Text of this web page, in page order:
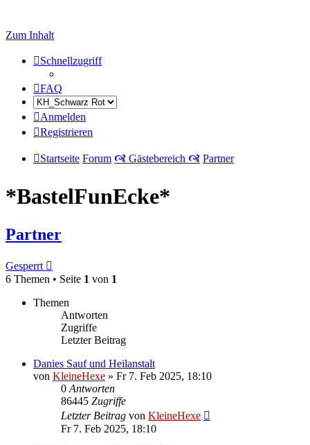
Zum Inhalt
Schnellzugriff
FAQ
Anmelden
Registrieren
Startseite Forum 🙧 Gästebereich 🙧 Partner
*BastelFunEcke*
Partner
Gesperrt
6 Themen • Seite 1 von 1
Themen
Antworten
Zugriffe
Letzter Beitrag
Danies Sauf und Heilanstalt
von KleineHexe » Fr 7. Feb 2025, 18:10
0 Antworten
86445 Zugriffe
Letzter Beitrag von KleineHexe
Fr 7. Feb 2025, 18:10